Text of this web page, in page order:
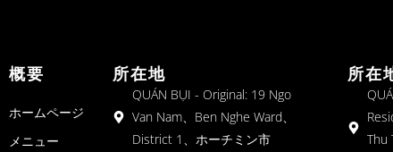
概要
ホームページ
メニュー
所在地
QUÁN BỤI - Original: 19 Ngo
Van Nam、Ben Nghe Ward、
District 1、ホーチミン市
所在
Thu